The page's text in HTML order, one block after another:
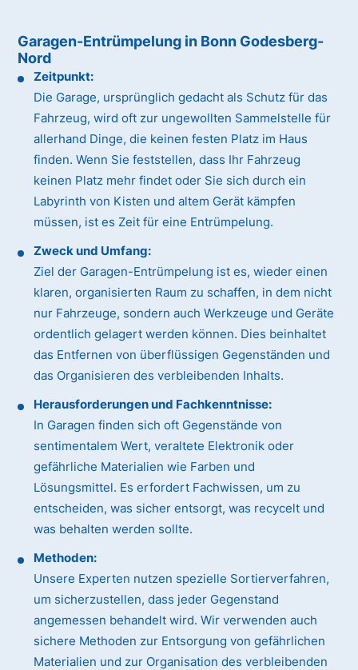
Garagen-Entrümpelung in Bonn Godesberg-
Nord
Zeitpunkt:
Die Garage, ursprünglich gedacht als Schutz für das
Fahrzeug, wird oft zur ungewollten Sammelstelle für
allerhand Dinge, die keinen festen Platz im Haus
finden. Wenn Sie feststellen, dass Ihr Fahrzeug
keinen Platz mehr findet oder Sie sich durch ein
Labyrinth von Kisten und altem Gerät kämpfen
müssen, ist es Zeit für eine Entrümpelung.
Zweck und Umfang:
Ziel der Garagen-Entrümpelung ist es, wieder einen
klaren, organisierten Raum zu schaffen, in dem nicht
nur Fahrzeuge, sondern auch Werkzeuge und Geräte
ordentlich gelagert werden können. Dies beinhaltet
das Entfernen von überflüssigen Gegenständen und
das Organisieren des verbleibenden Inhalts.
Herausforderungen und Fachkenntnisse:
In Garagen finden sich oft Gegenstände von
sentimentalem Wert, veraltete Elektronik oder
gefährliche Materialien wie Farben und
Lösungsmittel. Es erfordert Fachwissen, um zu
entscheiden, was sicher entsorgt, was recycelt und
was behalten werden sollte.
Methoden:
Unsere Experten nutzen spezielle Sortierverfahren,
um sicherzustellen, dass jeder Gegenstand
angemessen behandelt wird. Wir verwenden auch
sichere Methoden zur Entsorgung von gefährlichen
Materialien und zur Organisation des verbleibenden